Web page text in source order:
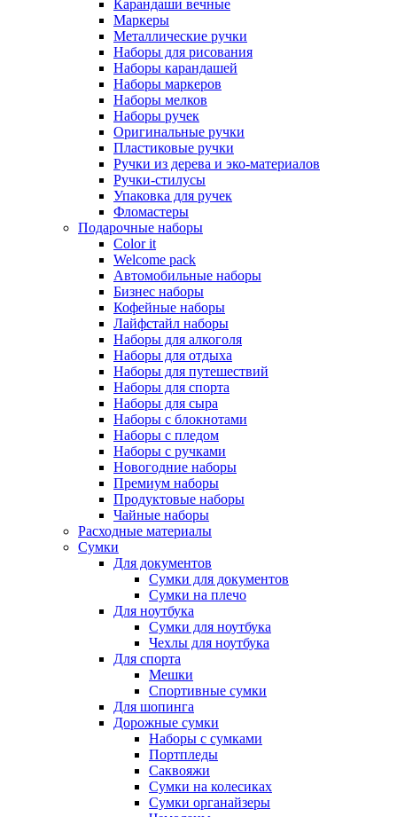
Карандаши вечные
Маркеры
Металлические ручки
Наборы для рисования
Наборы карандашей
Наборы маркеров
Наборы мелков
Наборы ручек
Оригинальные ручки
Пластиковые ручки
Ручки из дерева и эко-материалов
Ручки-стилусы
Упаковка для ручек
Фломастеры
Подарочные наборы
Color it
Welcome pack
Автомобильные наборы
Бизнес наборы
Кофейные наборы
Лайфстайл наборы
Наборы для алкоголя
Наборы для отдыха
Наборы для путешествий
Наборы для спорта
Наборы для сыра
Наборы с блокнотами
Наборы с пледом
Наборы с ручками
Новогодние наборы
Премиум наборы
Продуктовые наборы
Чайные наборы
Расходные материалы
Сумки
Для документов
Сумки для документов
Сумки на плечо
Для ноутбука
Сумки для ноутбука
Чехлы для ноутбука
Для спорта
Мешки
Спортивные сумки
Для шопинга
Дорожные сумки
Наборы с сумками
Портпледы
Саквояжи
Сумки на колесиках
Сумки органайзеры